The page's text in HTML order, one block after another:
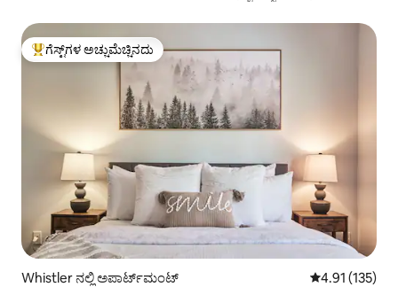
ಗೆಸ್ಟ್‌ಗಳಿಗೆ ಅತಿ ಹೆಚ್ಚು ಅಚ್ಚುಮೆಚ್ಚಿನದು
ಗೆಸ್ಟ್‌ಗಳ ಅಚ್ಚುಮೆಚ್ಚಿನದು
Whistler ನಲ್ಲಿ ಅಪಾರ್ಟ್‌ಮಂಟ್ 5 ರಲ್ಲಿ 4.91
4.91 (135)